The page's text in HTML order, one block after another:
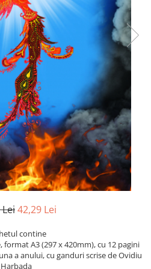
42,29 Lei
contine
format A3 (297 x 420mm), cu 12 pagini
a anului, cu ganduri scrise de Ovidiu
Harbada